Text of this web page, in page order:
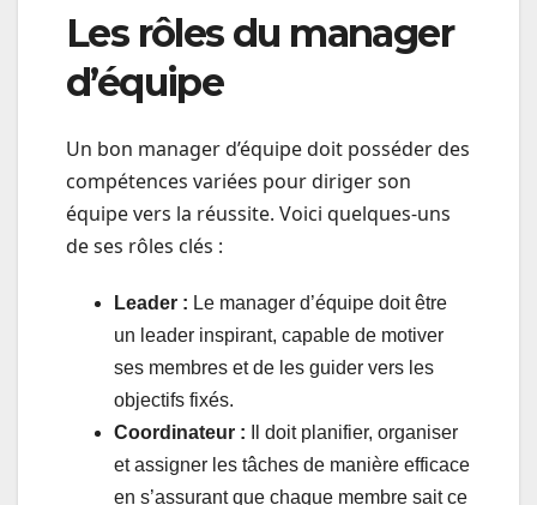
Les rôles du manager
d’équipe
Un bon manager d’équipe doit posséder des
compétences variées pour diriger son
équipe vers la réussite. Voici quelques-uns
de ses rôles clés :
Leader : Le manager d’équipe doit être
un leader inspirant, capable de motiver
ses membres et de les guider vers les
objectifs fixés.
Coordinateur : Il doit planifier, organiser
et assigner les tâches de manière efficace
en s’assurant que chaque membre sait ce